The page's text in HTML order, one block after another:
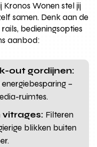
Wonen stel jij
samen. Denk aan de
bedieningsopties
aanbod:
out gordijnen:
–
ruimtes.
vitrages: Filteren
blikken buiten